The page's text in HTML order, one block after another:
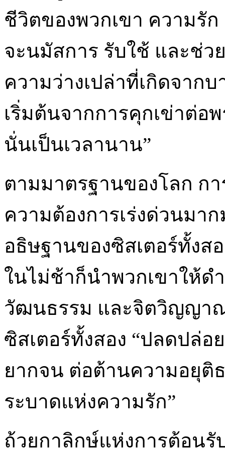
ชีวิตของพวกเขา ความรั
จะนมัสการ รับใช้ และช่
ความว่างเปล่าที่เกิดจาก
เริ่มต้นจากการคุกเข่าต่อ
นั่นเป็นเวลานาน”
ตามมาตรฐานของโลก ก
ความต้องการเร่งด่วนมา
อธิษฐานของซิสเตอร์ทั้งส
ในไม่ช้าก็นำพวกเขาให้ด
วัฒนธรรม และจิตวิญญา
ซิสเตอร์ทั้งสอง “ปลดปล่
ยากจน ต่อต้านความอยุติ
ระบาดแห่งความรัก”
ถ้วยกาลิกษ์แห่งการต้อนรับ